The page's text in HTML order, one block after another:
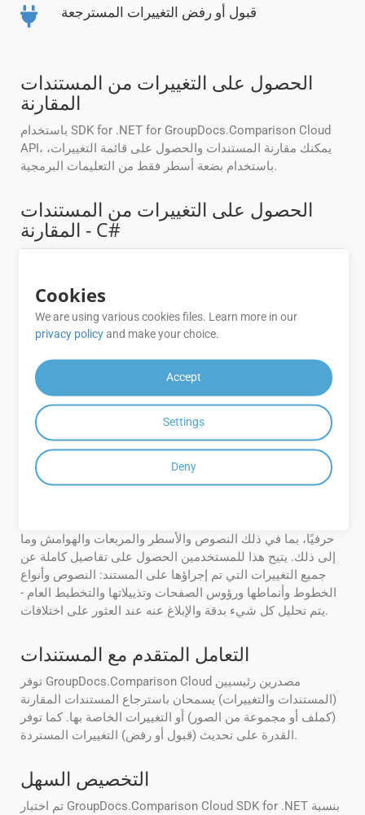
قبول أو رفض التغييرات المسترجعة
الحصول على التغييرات من المستندات
المقارنة
باستخدام SDK for .NET for GroupDocs.Comparison Cloud
API، يمكنك مقارنة المستندات والحصول على قائمة التغييرات،
باستخدام بضعة أسطر فقط من التعليمات البرمجية.
الحصول على التغييرات من المستندات
المقارنة - C#
ed).
Sid, AppKey = Key};
varapiInstance =new
risonRequest | The request. (optional)
// Posts the categories changes.
List result = apiInstance.PostCategoriesChanges
Debug.WriteLine(result);
مقارنة دقيقة للمحتوى
حرفيًا، بما في ذلك النصوص والأسطر والمربعات والهوامش وما
إلى ذلك. يتيح هذا للمستخدمين الحصول على تفاصيل كاملة عن
جميع التغييرات التي تم إجراؤها على المستند: النصوص وأنواع
الخطوط وأنماطها ورؤوس الصفحات وتذييلاتها والتخطيط العام -
يتم تحليل كل شيء بدقة والإبلاغ عنه عند العثور على اختلافات.
التعامل المتقدم مع المستندات
توفر GroupDocs.Comparison Cloud مصدرين رئيسيين
(المستندات والتغييرات) يسمحان باسترجاع المستندات المقارنة
(كملف أو مجموعة من الصور) أو التغييرات الخاصة بها. كما توفر
القدرة على تحديث (قبول أو رفض) التغييرات المستردة.
التخصيص السهل
تم اختبار GroupDocs.Comparison Cloud SDK for .NET بنسبة
Cookies
We are using various cookies files. Learn more in our
privacy policyand make your choice.
Accept
Settings
Deny